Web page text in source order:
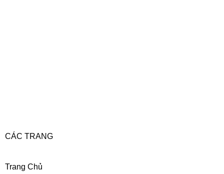
CÁC TRANG
Trang Chủ